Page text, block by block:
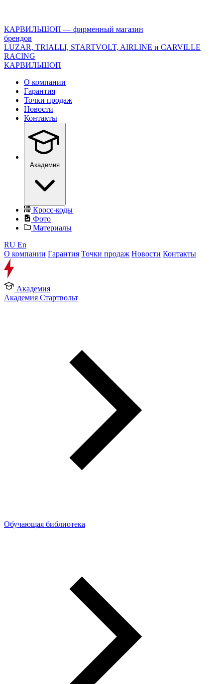
version="1.0"
encoding="utf-
8"?
>
КАРВИЛЬШОП — фирменный магазин
брендов
LUZAR, TRIALLI, STARTVOLT, AIRLINE и CARVILLE
RACING
КАРВИЛЬШОП
О компании
Гарантия
Точки продаж
Новости
Контакты
Академия
Кросс-коды
Фото
Материалы
RU En
О компании Гарантия Точки продаж Новости Контакты
Академия
Академия Стартвольт
Обучающая библиотека